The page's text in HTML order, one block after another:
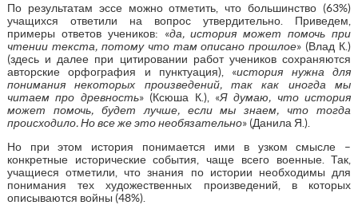
По результатам эссе можно отметить, что большинство (63%)
учащихся ответили на вопрос утвердительно. Приведем,
примеры ответов учеников: «да, история может помочь при
чтении текста, потому что там описано прошлое» (Влад К.)
(здесь и далее при цитировании работ учеников сохраняются
авторские орфография и пунктуация), «история нужна для
понимания некоторых произведений, так как иногда мы
читаем про древность» (Ксюша К.), «Я думаю, что история
может помочь, будет лучше, если мы знаем, что тогда
происходило. Но все же это необязательно» (Данила Я.).
Но при этом история понимается ими в узком смысле –
конкретные исторические события, чаще всего военные. Так,
учащиеся отметили, что знания по истории необходимы для
понимания тех художественных произведений, в которых
описываются войны (48%).